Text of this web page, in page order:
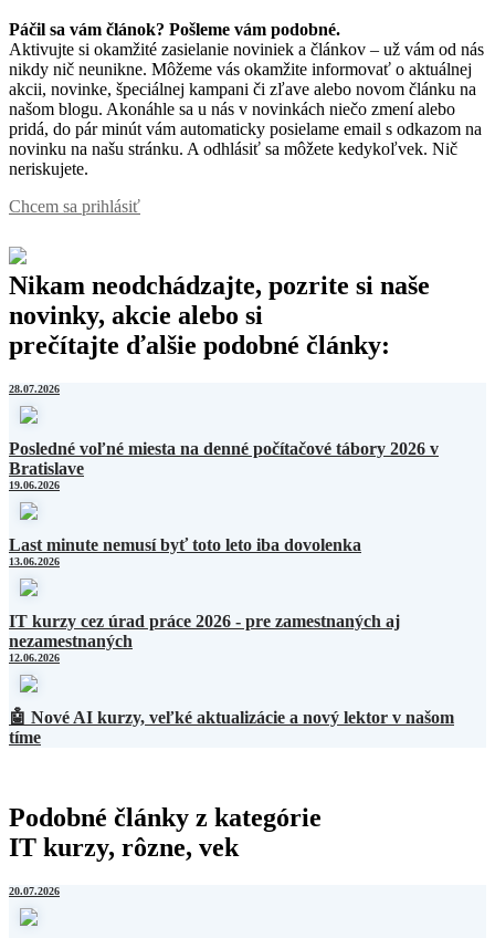
Páčil sa vám článok? Pošleme vám podobné.
Aktivujte si okamžité zasielanie noviniek a článkov – už vám od nás
nikdy nič neunikne. Môžeme vás okamžite informovať o aktuálnej
akcii, novinke, špeciálnej kampani či zľave alebo novom článku na
našom blogu. Akonáhle sa u nás v novinkách niečo zmení alebo
pridá, do pár minút vám automaticky posielame email s odkazom na
novinku na našu stránku. A odhlásiť sa môžete kedykoľvek. Nič
neriskujete.
Chcem sa prihlásiť
Nikam neodchádzajte, pozrite si naše
novinky, akcie alebo si
prečítajte ďalšie podobné články:
28.07.2026
Posledné voľné miesta na denné počítačové tábory 2026 v
Bratislave
19.06.2026
Last minute nemusí byť toto leto iba dovolenka
13.06.2026
IT kurzy cez úrad práce 2026 - pre zamestnaných aj
nezamestnaných
12.06.2026
🤖 Nové AI kurzy, veľké aktualizácie a nový lektor v našom
tíme
Podobné články z kategórie
IT kurzy, rôzne, vek
20.07.2026